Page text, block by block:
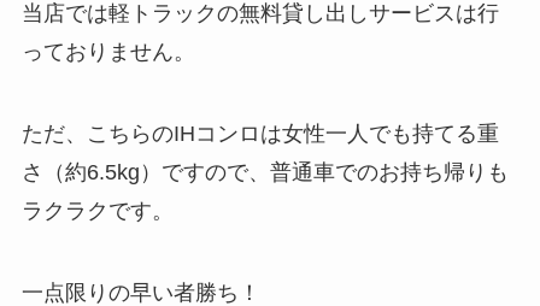
当店では軽トラックの無料貸し出しサービスは行
っておりません。
ただ、こちらのIHコンロは女性一人でも持てる重
さ（約6.5kg）ですので、普通車でのお持ち帰りも
ラクラクです。
一点限りの早い者勝ち！